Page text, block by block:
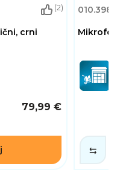
(2)
crni
79,99 €
Mikrofon